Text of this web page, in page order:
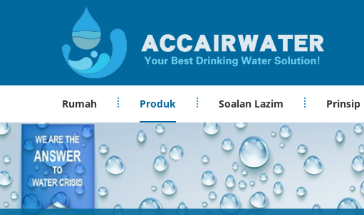
Rumah Produk Soalan Lazim Prinsip